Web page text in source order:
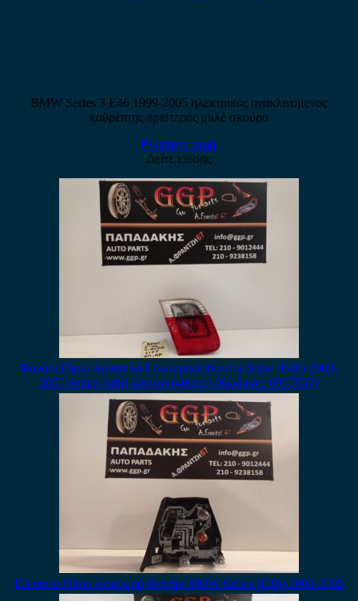
BMW Series 3 E46 1999-2005 ηλεκτρικός ανακλινόμενος
καθρέπτης αριστερός μπλέ σκούρο
Ρωτήστε τιμή
Δείτε επίσης
Φανάρι Πίσω Αριστερό Εσωτερικό Φανάρι Bmw (E46) 2003-
2005 Sedan (sdn) 4πορτο (4θυρο) (Κωδικός: 6907937)
Πλακετα Πίσω Αριστερή Φανάρι BMW Series (E46) 2002-2005